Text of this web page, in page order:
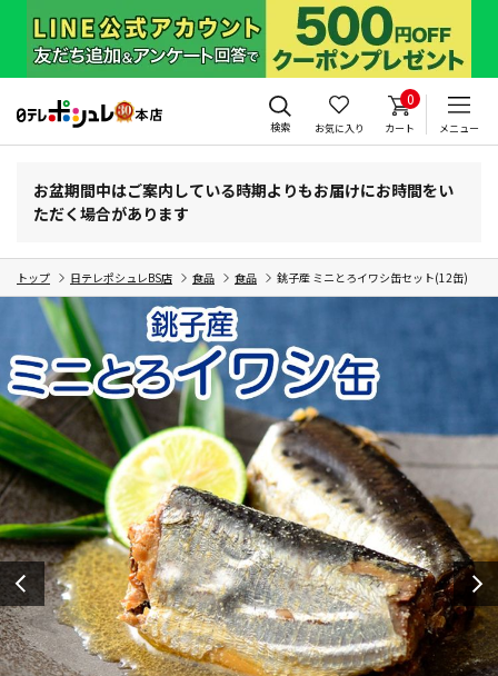
検索 お気に入り
0
カート メニュー
お盆期間中はご案内している時期よりもお届けにお時間をい
ただく場合があります
トップ 日テレポシュレBS店 食品 食品 銚子産 ミニとろイワシ缶セット(12缶)